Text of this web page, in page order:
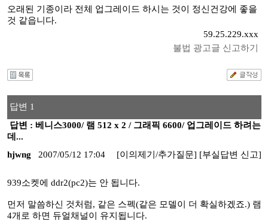
오래된 기종이라 전체 업그레이드 하시는 것이 정신건강에 좋을
것 같읍니다.
59.25.229.xxx
불법 광고글 신고하기
답변 1
답변 : 베니스3000/ 램 512 x 2 / 그래픽 6600/ 업그레이드 하려는
데...
hjwng
2007/05/12 17:04 [이의제기/추가질문] [부실답변 신고]
939소켓에 ddr2(pc2)는 안 됩니다.
먼저 말씀하신 것처럼, 같은 스펙(같은 모델이 더 확실하겠죠.) 램
4개로 하면 듀얼채널이 유지됩니다.